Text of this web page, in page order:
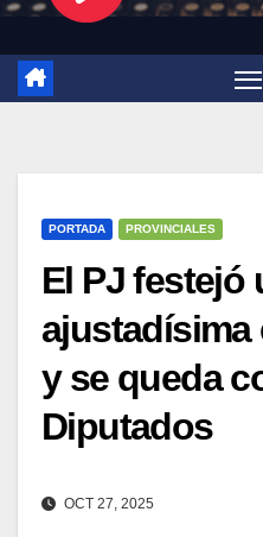
PORTADA PROVINCIALES
El PJ festejó
ajustadísima
y se queda
Diputados
OCT 27, 2025